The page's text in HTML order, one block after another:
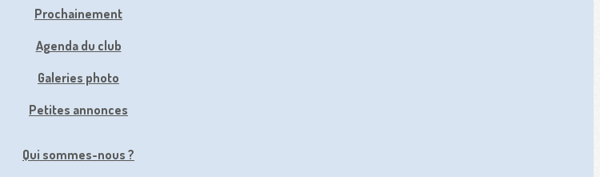
Prochainement
Agenda du club
Galeries photo
Petites annonces
Qui sommes-nous ?